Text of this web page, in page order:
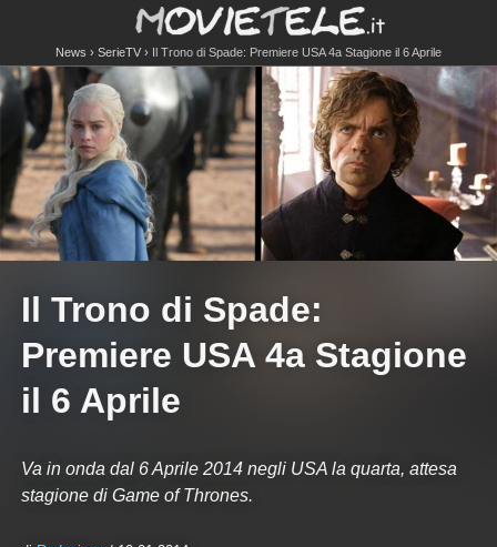
News SerieTV Il Trono di Spade: Premiere USA 4a Stagione il 6 Aprile
Il Trono di Spade:
Premiere USA 4a Stagione
il 6 Aprile
Va in onda dal 6 Aprile 2014 negli USA la quarta, attesa
stagione di Game of Thrones.